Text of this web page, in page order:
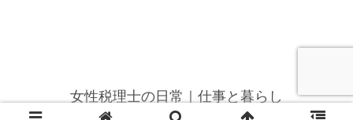
女性税理士の日常｜仕事と暮らし